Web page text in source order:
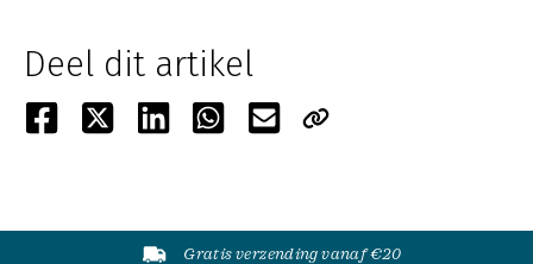
Deel dit artikel
Gratis verzending vanaf €20